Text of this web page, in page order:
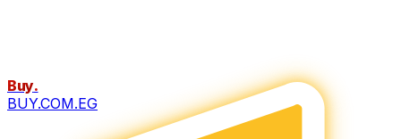
Buy.
BUY.COM.EG